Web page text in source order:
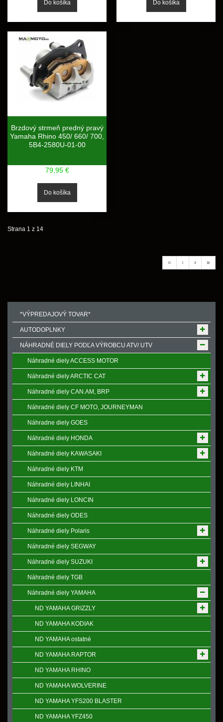
Brzdový strmeň predný pravý
Yamaha Rhino 450/ 660/ 700,
5B4-2580U-01-00
79,95 €
Strana 1 z 14
« ‹ › »
*VÝPREDAJOVÝ TOVAR*
AUTODOPLNKY
NÁHRADNÉ DIELY PODĽA VÝROBCU ATV/ UTV
Náhradné diely ACCESS MOTOR
Náhradné diely ARCTIC CAT
Náhradné diely CAN.AM, BRP
Náhradné diely CF MOTO, JOURNEYMAN
Náhradne diely GOES
Náhradné diely HONDA
Náhradné diely KAWASAKI
Náhradné diely KTM
Náhradné diely LINHAI
Náhradné diely LONCIN
Náhradné diely ODES
Náhradné diely Polaris
Náhradné diely SEGWAY
Náhradné diely SUZUKI
Náhradné diely TGB
Náhradné diely YAMAHA
ND YAMAHA GRIZZLY
ND YAMAHA KODIAK
ND YAMAHA ostatné
ND YAMAHA RAPTOR
ND YAMAHA RHINO
ND YAMAHA WOLVERINE
ND YAMAHA YFS200 BLASTER
ND YAMAHA YFZ450